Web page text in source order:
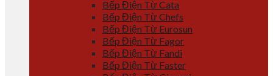
Bếp Điện Từ Cata
Bếp Điện Từ Chefs
Bếp Điện Từ Eurosun
Bếp Điện Từ Fagor
Bếp Điện Từ Fandi
Bếp Điện Từ Faster